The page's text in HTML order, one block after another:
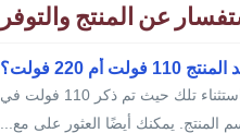
عن المنتج والتوفر
فولت أم 220 فولت؟
جميع العناصر المعروضة على موقعنا الإلكتروني متوافقة مع المواصفات السعودية 220 فولت باستثناء تلك حيث تم ذكر 110 فولت في
المنتج. يمكنك أيضًا العثور على مع...